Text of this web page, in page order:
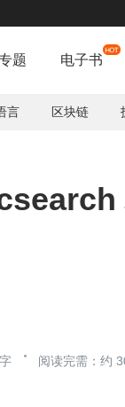
题 电子书
言 区块链
阅读完需：约